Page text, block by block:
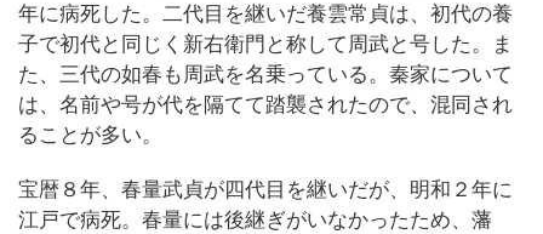
年に病死した。二代目を継いだ養雲常貞は、初代の養
子で初代と同じく新右衛門と称して周武と号した。ま
た、三代の如春も周武を名乗っている。秦家について
は、名前や号が代を隔てて踏襲されたので、混同され
ることが多い。
宝暦８年、春量武貞が四代目を継いだが、明和２年に
江戸で病死。春量には後継ぎがいなかったため、藩